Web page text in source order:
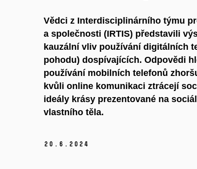
Vědci z Interdisciplinárního týmu
a společnosti (IRTIS) představili
kauzální vliv používání digitálních
pohodu) dospívajících. Odpovědi
používání mobilních telefonů
kvůli online komunikaci ztrácejí
ideály krásy prezentované na
vlastního těla.
20. 6. 2024